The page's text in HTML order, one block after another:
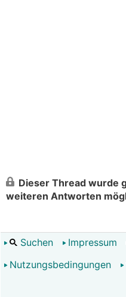
Dieser Thread wurde
weiteren Antworten
Suchen Impressum
Nutzungsbedingungen